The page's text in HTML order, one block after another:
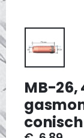
MB-26,